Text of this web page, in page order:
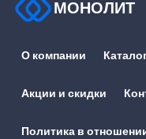
МОНОЛИТ
О компании
Акции и скидки
Политика в